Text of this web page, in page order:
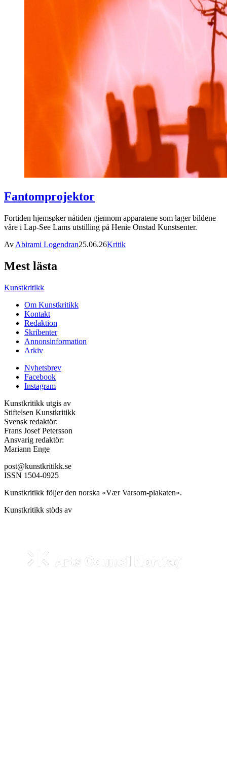
Fantomprojektor
Fortiden hjemsøker nåtiden gjennom apparatene som lager bildene
våre i Lap-See Lams utstilling på Henie Onstad Kunstsenter.
Av Abirami Logendran25.06.26Kritik
Mest lästa
Kunstkritikk
Om Kunstkritikk
Kontakt
Redaktion
Skribenter
Annonsinformation
Arkiv
Nyhetsbrev
Facebook
Instagram
Kunstkritikk utgis av
Stiftelsen Kunstkritikk
Svensk redaktör:
Frans Josef Petersson
Ansvarig redaktör:
Mariann Enge
post@kunstkritikk.se
ISSN 1504-0925
Kunstkritikk följer den norska «Vær Varsom-plakaten».
Kunstkritikk stöds av